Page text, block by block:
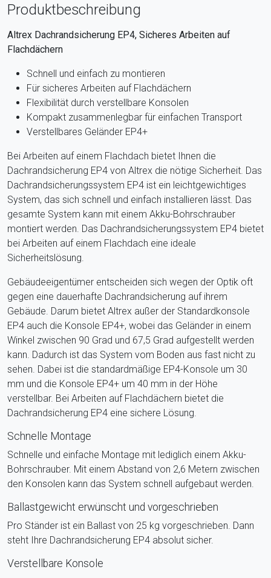
Produktbeschreibung
Altrex Dachrandsicherung EP4, Sicheres Arbeiten auf
Flachdächern
Schnell und einfach zu montieren
Für sicheres Arbeiten auf Flachdächern
Flexibilität durch verstellbare Konsolen
Kompakt zusammenlegbar für einfachen Transport
Verstellbares Geländer EP4+
Bei Arbeiten auf einem Flachdach bietet Ihnen die
Dachrandsicherung EP4 von Altrex die nötige Sicherheit. Das
Dachrandsicherungssystem EP4 ist ein leichtgewichtiges
System, das sich schnell und einfach installieren lässt. Das
gesamte System kann mit einem Akku-Bohrschrauber
montiert werden. Das Dachrandsicherungssystem EP4 bietet
bei Arbeiten auf einem Flachdach eine ideale
Sicherheitslösung.
Gebäudeeigentümer entscheiden sich wegen der Optik oft
gegen eine dauerhafte Dachrandsicherung auf ihrem
Gebäude. Darum bietet Altrex außer der Standardkonsole
EP4 auch die Konsole EP4+, wobei das Geländer in einem
Winkel zwischen 90 Grad und 67,5 Grad aufgestellt werden
kann. Dadurch ist das System vom Boden aus fast nicht zu
sehen. Dabei ist die standardmäßige EP4-Konsole um 30
mm und die Konsole EP4+ um 40 mm in der Höhe
verstellbar. Bei Arbeiten auf Flachdächern bietet die
Dachrandsicherung EP4 eine sichere Lösung.
Schnelle Montage
Schnelle und einfache Montage mit lediglich einem Akku-
Bohrschrauber. Mit einem Abstand von 2,6 Metern zwischen
den Konsolen kann das System schnell aufgebaut werden.
Ballastgewicht erwünscht und vorgeschrieben
Pro Ständer ist ein Ballast von 25 kg vorgeschrieben. Dann
steht Ihre Dachrandsicherung EP4 absolut sicher.
Verstellbare Konsole